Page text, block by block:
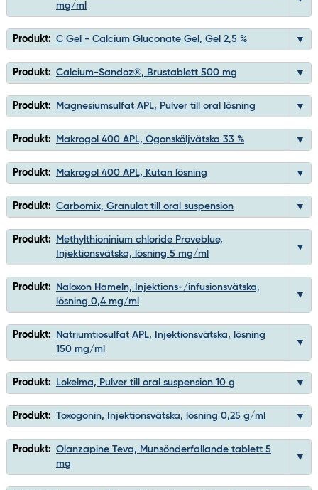
mg/ml
Produkt: C Gel - Calcium Gluconate Gel, Gel 2,5 %
Produkt: Calcium-Sandoz®, Brustablett 500 mg
Produkt: Magnesiumsulfat APL, Pulver till oral lösning
Produkt: Makrogol 400 APL, Ögonsköljvätska 33 %
Produkt: Makrogol 400 APL, Kutan lösning
Produkt: Carbomix, Granulat till oral suspension
Produkt:
Methylthioninium chloride Proveblue,
Injektionsvätska, lösning 5 mg/ml
Produkt:
Naloxon Hameln, Injektions-/infusionsvätska,
lösning 0,4 mg/ml
Produkt:
Natriumtiosulfat APL, Injektionsvätska, lösning
150 mg/ml
Produkt: Lokelma, Pulver till oral suspension 10 g
Produkt: Toxogonin, Injektionsvätska, lösning 0,25 g/ml
Produkt: Olanzapine Teva, Munsönderfallande tablett 5
mg